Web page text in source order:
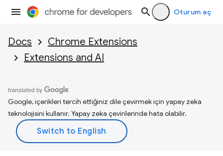
Oturum aç
Docs
Chrome Extensions
Extensions and AI
Google, içerikleri tercih ettiğiniz dile çevirmek için yapay zeka
teknolojisini kullanır. Yapay zeka çevirilerinde hata olabilir.